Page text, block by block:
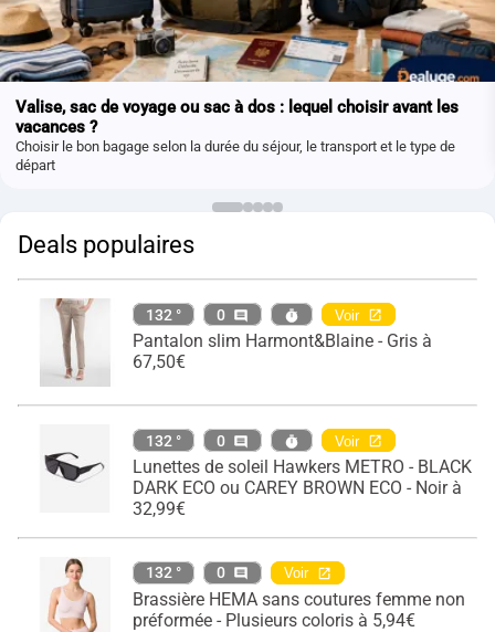
Valise, sac de voyage ou sac à dos : lequel choisir avant les
vacances ?
Choisir le bon bagage selon la durée du séjour, le transport et le type de
départ
Deals populaires
132 ° 0 Voir
Pantalon slim Harmont&Blaine - Gris à
67,50€
132 ° 0 Voir
Lunettes de soleil Hawkers METRO - BLACK
DARK ECO ou CAREY BROWN ECO - Noir à
32,99€
132 ° 0 Voir
Brassière HEMA sans coutures femme non
préformée - Plusieurs coloris à 5,94€